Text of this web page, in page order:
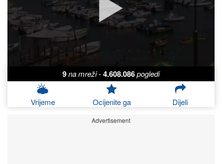
9na mreži-4.608.086pogledi
Vrijeme Ocijenite ga Dijeli
Advertisement